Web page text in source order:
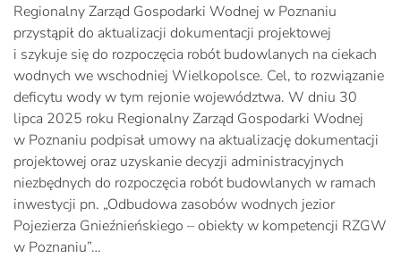
Regionalny Zarząd Gospodarki Wodnej w Poznaniu
przystąpił do aktualizacji dokumentacji projektowej
i szykuje się do rozpoczęcia robót budowlanych na ciekach
wodnych we wschodniej Wielkopolsce. Cel, to rozwiązanie
deficytu wody w tym rejonie województwa. W dniu 30
lipca 2025 roku Regionalny Zarząd Gospodarki Wodnej
w Poznaniu podpisał umowy na aktualizację dokumentacji
projektowej oraz uzyskanie decyzji administracyjnych
niezbędnych do rozpoczęcia robót budowlanych w ramach
inwestycji pn. „Odbudowa zasobów wodnych jezior
Pojezierza Gnieźnieńskiego – obiekty w kompetencji RZGW
w Poznaniu”…